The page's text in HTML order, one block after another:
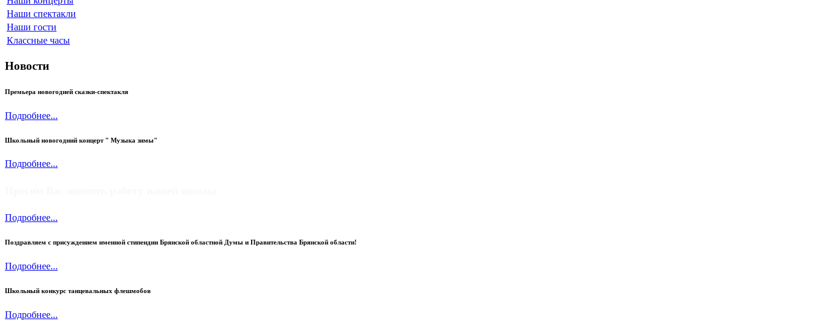
Наши спектакли
Наши гости
Классные часы
Новости
Премьера новогодней сказки-спектакля
Подробнее...
Школьный новогодний концерт " Музыка зимы"
Подробнее...
Подробнее...
Поздравляем c присуждением именной стипендии Брянской областной Думы и Правительства Брянской области!
Подробнее...
Школьный конкурс танцевальных флешмобов
Подробнее...